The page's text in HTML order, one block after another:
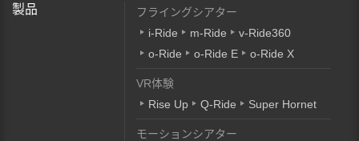
製品
フライングシアター
i-Ride
m-Ride
v-Ride360
o-Ride
o-Ride E o-Ride X
VR体験
Rise Up
Q-Ride Super Hornet
モーションシアター